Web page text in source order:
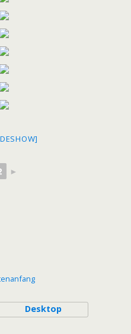
►
Desktop